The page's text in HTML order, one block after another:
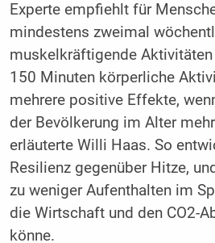
Experte empfiehlt für
mindestens zweimal
muskelkräftigende
150 Minuten körperliche
mehrere positive Effekte,
der Bevölkerung im Alter
erläuterte Willi Haas. So
Resilienz gegenüber Hitze,
zu weniger Aufenthalten im
die Wirtschaft und den CO2-
könne.